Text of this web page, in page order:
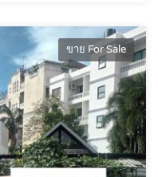
ขาย For Sale